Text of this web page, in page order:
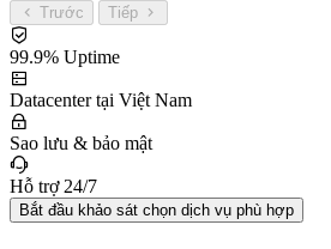
Trước Tiếp
99.9% Uptime
Datacenter tại Việt Nam
Sao lưu & bảo mật
Hỗ trợ 24/7
Bắt đầu khảo sát chọn dịch vụ phù hợp